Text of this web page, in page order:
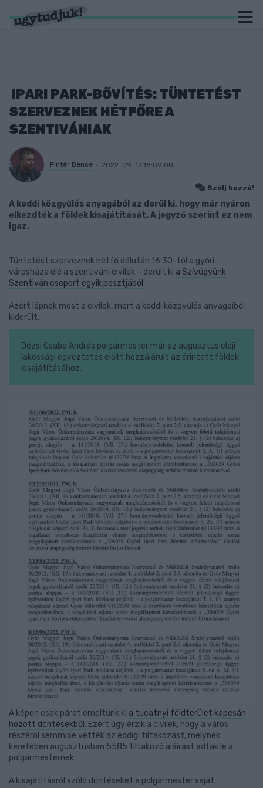
IPARI PARK-BŐVÍTÉS: TÜNTETÉST
SZERVEZNEK HÉTFŐRE A
SZENTIVÁNIAK
Pintér Bence 2022-09-17 18:09:00
Szólj hozzá!
A keddi közgyűlés anyagából az derül ki, hogy már nyáron
elkezdték a földek kisajátítását. A jegyző szerint ez nem
igaz.
Tüntetést szerveznek hétfő délután 16:30-tól a győri
városháza elé a szentiváni civilek – derült ki a Szívügyünk
Szentiván csoport egyik posztjából .
Azért lépnek most a civilek, mert a keddi közgyűlés anyagaiból
kiderült:
Dézsi Csaba András polgármester már az augusztus eleji
lakossági egyeztetés előtt hozzájárult az érintett földek
kisajátításához.
A képen csak párat emeltünk ki a tucatnyi földterület kapcsán
hozott döntésekből . Ezért úgy érzik a civilek, hogy a város
részéről semmibe vették az eddigi tiltakozást, melynek
keretében augusztusban 5585 tiltakozó aláírást adtak le a
polgármesternek.
A kisajátításról szóló döntéseket a polgármester saját